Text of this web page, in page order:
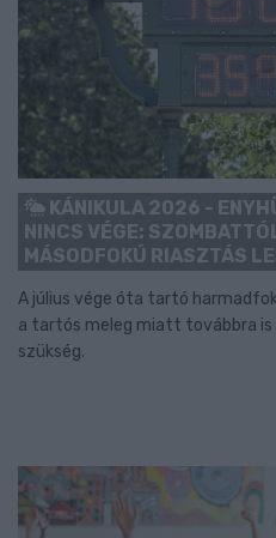
KÁNIKULA 2026 -
NINCS VÉGE:
MÁSODFOKÚ RIASZTÁS
A július vége óta tartó
a tartós meleg miatt továbbra
szükség.